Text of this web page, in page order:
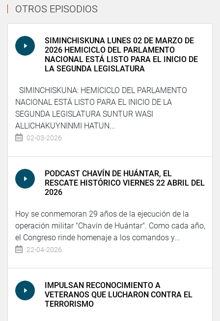
OTROS EPISODIOS
SIMINCHISKUNA LUNES 02 DE MARZO DE
2026 HEMICICLO DEL PARLAMENTO
NACIONAL ESTÁ LISTO PARA EL INICIO DE
LA SEGUNDA LEGISLATURA
SIMINCHISKUNA: HEMICICLO DEL PARLAMENTO
NACIONAL ESTÁ LISTO PARA EL INICIO DE LA
SEGUNDA LEGISLATURA SUNTUR WASI
ALLICHAKUYNINMI HATUN...
02-03-2026
PODCAST CHAVÍN DE HUÁNTAR, EL
RESCATE HISTÓRICO VIERNES 22 ABRIL DEL
2026
Hoy se conmemoran 29 años de la ejecución de la
operación militar "Chavín de Huántar". Como cada año,
el Congreso rinde homenaje a los comandos y...
22-04-2026
IMPULSAN RECONOCIMIENTO A
VETERANOS QUE LUCHARON CONTRA EL
TERRORISMO